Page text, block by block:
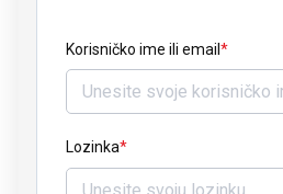
Korisničko ime ili email
Lozinka